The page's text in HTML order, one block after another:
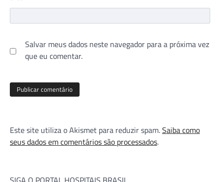
Salvar meus dados neste navegador para a próxima vez
que eu comentar.
Este site utiliza o Akismet para reduzir spam.Saiba como
seus dados em comentários são processados.